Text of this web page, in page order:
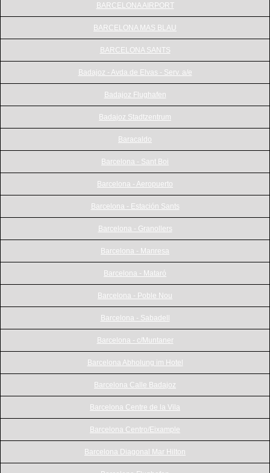
BARCELONA AIRPORT
BARCELONA MAS BLAU
BARCELONA SANTS
Badajoz - Avda.de Elvas - Serv. a/e
Badajoz Flughafen
Badajoz Stadtzentrum
Baracaldo
Barcelona - Sant Boi
Barcelona - Aeropuerto
Barcelona - Estación Sants
Barcelona - Granollers
Barcelona - Manresa
Barcelona - Mataró
Barcelona - Poble Nou
Barcelona - Sabadell
Barcelona - c/Muntaner
Barcelona Abholung im Hotel
Barcelona Calle Badajoz
Barcelona Centre de la Vila
Barcelona Centro/Eixample
Barcelona Diagonal Mar Hilton